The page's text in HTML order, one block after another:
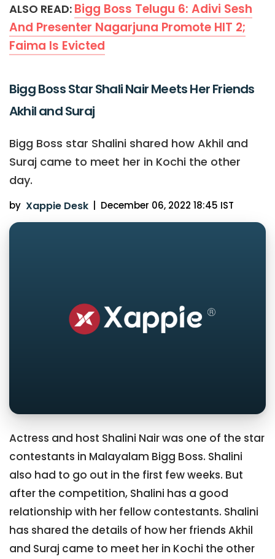
ALSO READ: Bigg Boss Telugu 6: Adivi Sesh
And Presenter Nagarjuna Promote HIT 2;
Faima Is Evicted
Bigg Boss Star Shali Nair Meets Her Friends
Akhil and Suraj
Bigg Boss star Shalini shared how Akhil and
Suraj came to meet her in Kochi the other
day.
by Xappie Desk December 06, 2022 18:45 IST
Actress and host Shalini Nair was one of the star
contestants in Malayalam Bigg Boss. Shalini
also had to go out in the first few weeks. But
after the competition, Shalini has a good
relationship with her fellow contestants. Shalini
has shared the details of how her friends Akhil
and Suraj came to meet her in Kochi the other